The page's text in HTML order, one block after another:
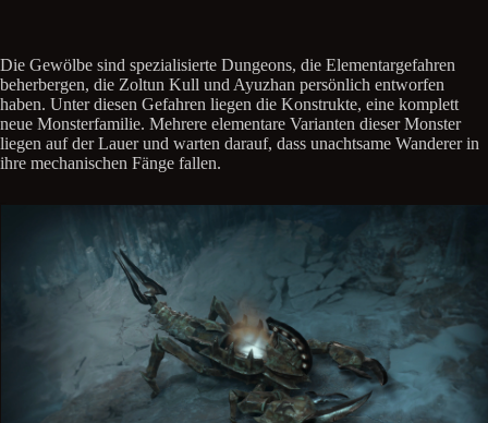
Die Gewölbe sind spezialisierte Dungeons, die Elementargefahren
beherbergen, die Zoltun Kull und Ayuzhan persönlich entworfen
haben. Unter diesen Gefahren liegen die Konstrukte, eine komplett
neue Monsterfamilie. Mehrere elementare Varianten dieser Monster
liegen auf der Lauer und warten darauf, dass unachtsame Wanderer in
ihre mechanischen Fänge fallen.